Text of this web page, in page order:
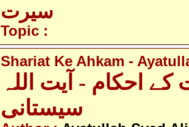
سیرت
Topic :
Shariat Ke Ahkam -
احکام - آیت اللہ